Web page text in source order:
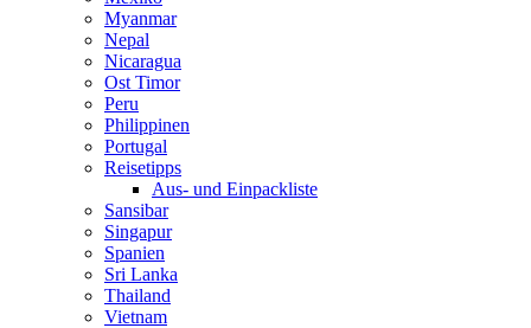
Myanmar
Nepal
Nicaragua
Ost Timor
Peru
Philippinen
Portugal
Reisetipps
Aus- und Einpackliste
Sansibar
Singapur
Spanien
Sri Lanka
Thailand
Vietnam